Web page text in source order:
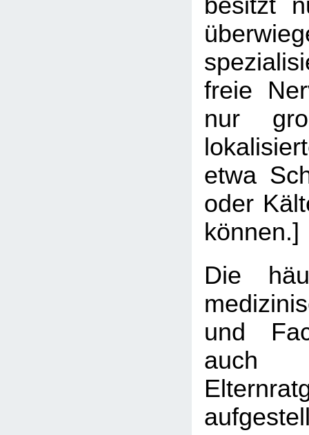
freie
nur
etwa
oder
können.]
Die
und
auch